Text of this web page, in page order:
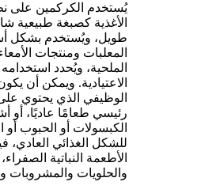
يُستخدم الكركمين على
الأغذية كصبغة طبيعية
طويل، ويُستخدم بشكل
المعلبات ومنتجات
الملحية، ويُحدد استخدامه
الاعتيادية. ويمكن أن
الوظيفي الذي يحتوي
رئيسي طعامًا عاديًا، أو
الكبسولات أو الحبوب أو
للشكل الغذائي العادي،
الأطعمة النباتية
والحلويات والمشروبات